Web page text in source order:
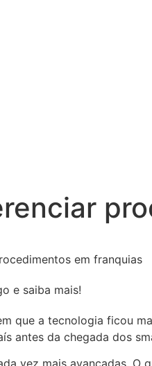
e saiba mais!
que a tecnologia ficou
antes da chegada dos